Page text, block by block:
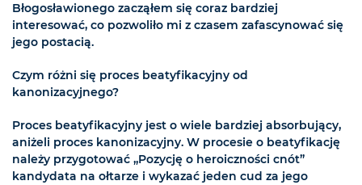
Błogosławionego zacząłem się coraz bardziej
interesować, co pozwoliło mi z czasem zafascynować się
jego postacią.
Czym różni się proces beatyfikacyjny od
kanonizacyjnego?
Proces beatyfikacyjny jest o wiele bardziej absorbujący,
aniżeli proces kanonizacyjny. W procesie o beatyfikację
należy przygotować „Pozycję o heroiczności cnót”
kandydata na ołtarze i wykazać jeden cud za jego